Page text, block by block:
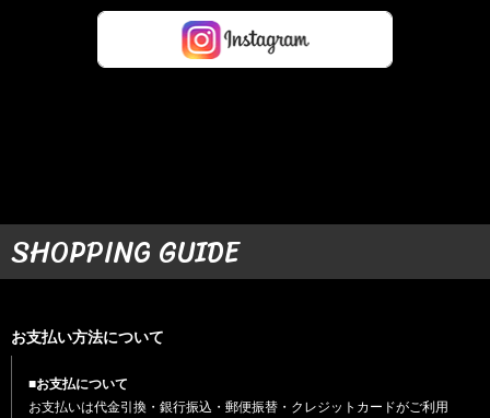
SHOPPING GUIDE
お支払い方法について
■お支払について
お支払いは代金引換・銀行振込・郵便振替・クレジットカードがご利用